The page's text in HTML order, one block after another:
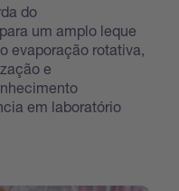
do
um amplo leque
evaporação rotativa,
e
em laboratório